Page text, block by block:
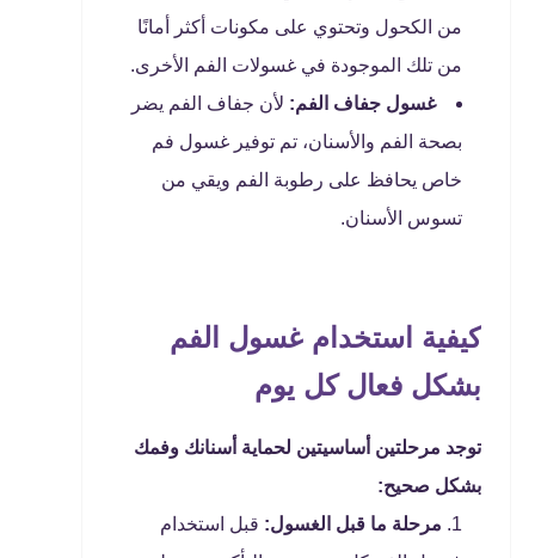
من الكحول وتحتوي على مكونات أكثر أمانًا
من تلك الموجودة في غسولات الفم الأخرى.
غسول جفاف الفم: لأن جفاف الفم يضر
بصحة الفم والأسنان، تم توفير غسول فم
خاص يحافظ على رطوبة الفم ويقي من
تسوس الأسنان.
كيفية استخدام غسول الفم
بشكل فعال كل يوم
توجد مرحلتين أساسيتين لحماية أسنانك وفمك
بشكل صحيح:
مرحلة ما قبل الغسول: قبل استخدام